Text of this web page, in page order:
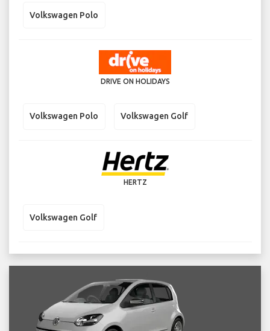
Volkswagen Polo
DRIVE ON HOLIDAYS
Volkswagen Polo Volkswagen Golf
HERTZ
Volkswagen Golf